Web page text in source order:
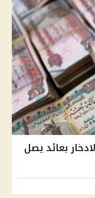
بعائد يصل